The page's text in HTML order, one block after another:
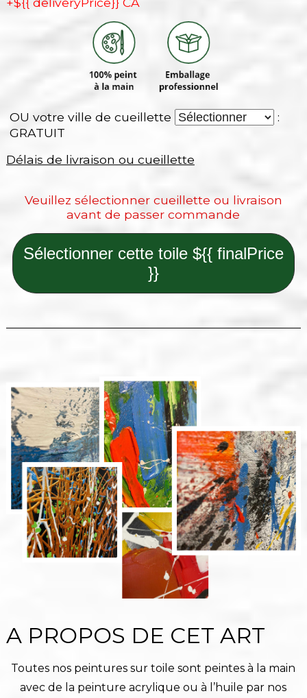
OU votre ville de cueillette
:
GRATUIT
Délais de livraison ou cueillette
Veuillez sélectionner cueillette ou livraison
avant de passer commande
Sélectionner cette toile ${{ finalPrice
}}
A PROPOS DE CET ART
Toutes nos peintures sur toile sont peintes à la main
avec de la peinture acrylique ou à l’huile par nos